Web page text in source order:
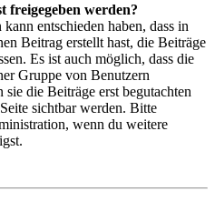
freigegeben werden?
entschieden haben, dass in
Beitrag erstellt hast, die Beiträge
Es ist auch möglich, dass die
Gruppe von Benutzern
die Beiträge erst begutachten
sichtbar werden. Bitte
wenn du weitere